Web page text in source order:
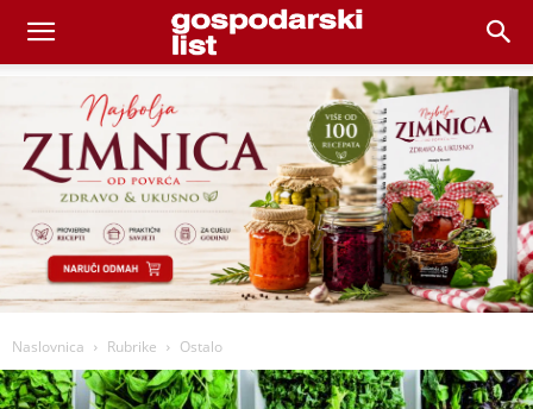
Naslovnica Rubrike Ostalo